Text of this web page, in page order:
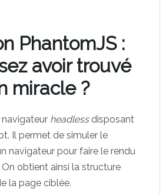
PhantomJS :
avoir trouvé
miracle ?
navigateur headlessdisposant
Il permet de simuler le
navigateur pour faire le rendu
On obtient ainsi la structure
la page ciblée.